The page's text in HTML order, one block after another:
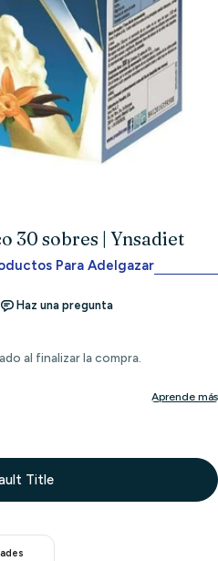
30 sobres | Ynsadiet
Para Adelgazar
al finalizar la compra.
Title